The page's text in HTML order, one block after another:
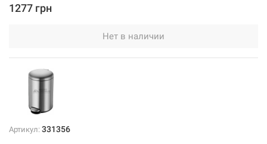
1277 грн
Нет в наличии
Артикул: 331356